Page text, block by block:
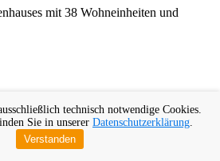
mit 38 Wohneinheiten und
technisch notwendige Cookies.
Sie in unserer Datenschutzerklärung.
Verstanden